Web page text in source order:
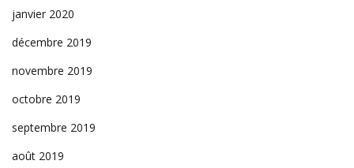
janvier 2020
décembre 2019
novembre 2019
octobre 2019
septembre 2019
août 2019